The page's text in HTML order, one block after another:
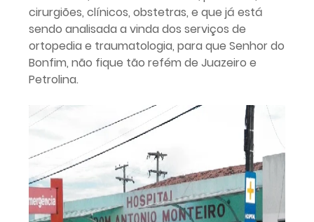
cirurgiões, clínicos, obstetras, e que já está
sendo analisada a vinda dos serviços de
ortopedia e traumatologia, para que Senhor do
Bonfim, não fique tão refém de Juazeiro e
Petrolina.